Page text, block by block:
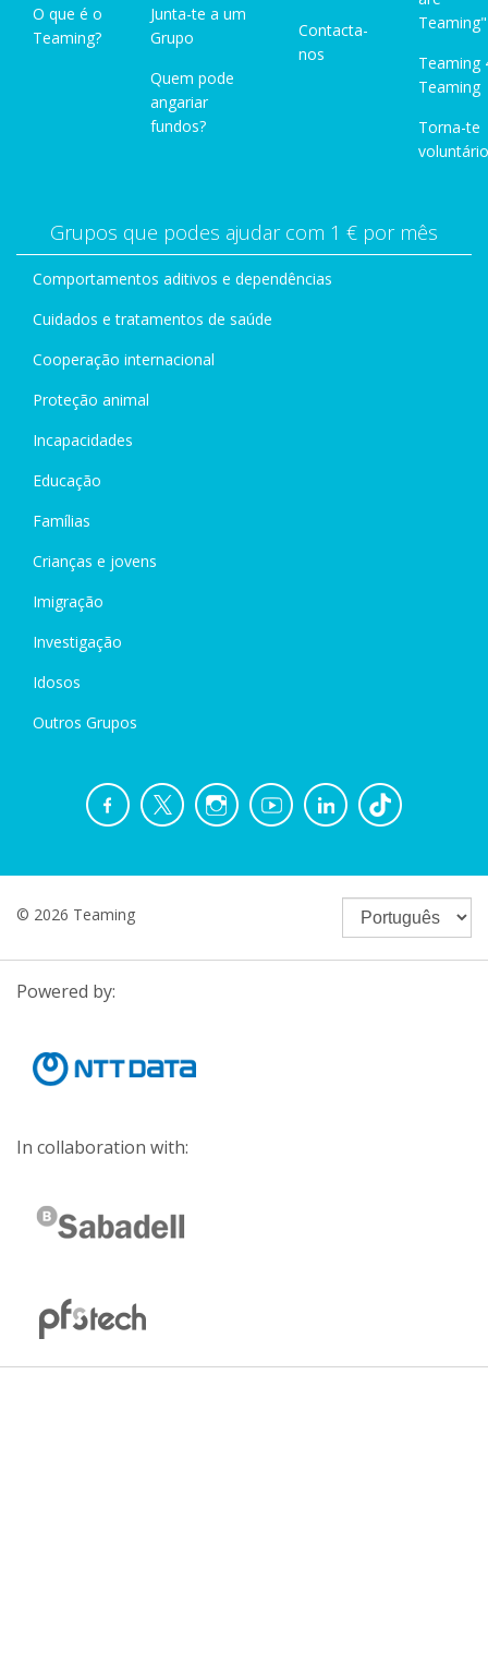
O que é o
Teaming?
Junta-te a um
Grupo
Quem pode
angariar
fundos?
Contacta-
nos
Teaming"
Teaming
Teaming
Torna-te
Grupos que podes ajudar com 1 € por mês
Comportamentos aditivos e dependências
Cuidados e tratamentos de saúde
Cooperação internacional
Proteção animal
Incapacidades
Educação
Famílias
Crianças e jovens
Imigração
Investigação
Idosos
Outros Grupos
© 2026 Teaming
Powered by:
In collaboration with: